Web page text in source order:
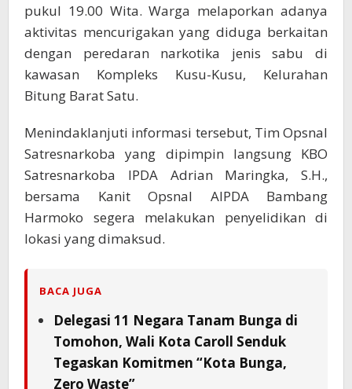
pukul 19.00 Wita. Warga melaporkan adanya
aktivitas mencurigakan yang diduga berkaitan
dengan peredaran narkotika jenis sabu di
kawasan Kompleks Kusu-Kusu, Kelurahan
Bitung Barat Satu.
Menindaklanjuti informasi tersebut, Tim Opsnal
Satresnarkoba yang dipimpin langsung KBO
Satresnarkoba IPDA Adrian Maringka, S.H.,
bersama Kanit Opsnal AIPDA Bambang
Harmoko segera melakukan penyelidikan di
lokasi yang dimaksud.
BACA JUGA
Delegasi 11 Negara Tanam Bunga di
Tomohon, Wali Kota Caroll Senduk
Tegaskan Komitmen “Kota Bunga,
Zero Waste”